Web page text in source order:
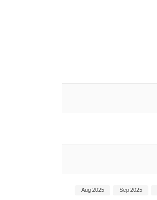
Sep 2025
Aug 2025